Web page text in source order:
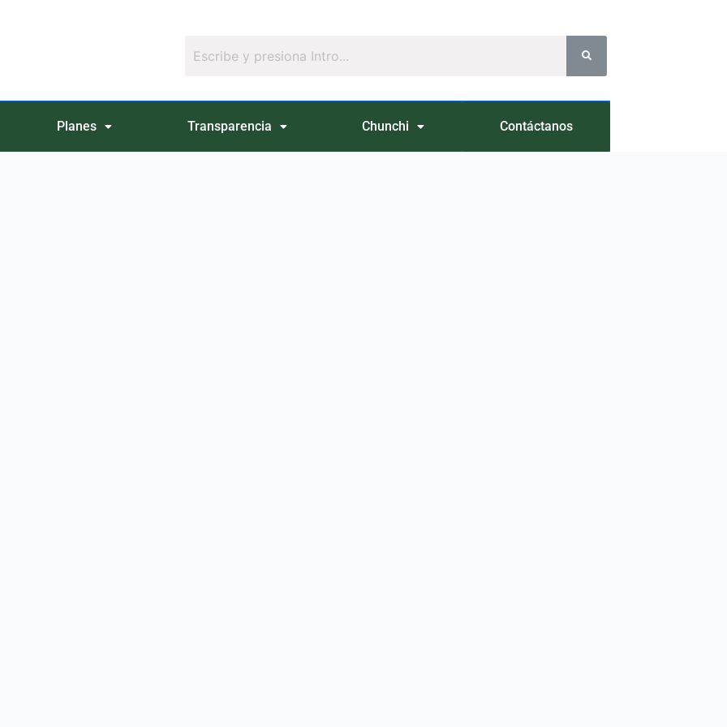
Planes Transparencia Chunchi Contáctanos